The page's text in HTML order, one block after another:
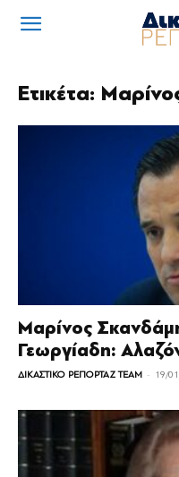
Ετικέτα:
Μαρίνος
Γεωργίαδη:
ΔΙΚΑΣΤΙΚΟ ΡΕΠΟΡΤΑΖ TEAM - 19/